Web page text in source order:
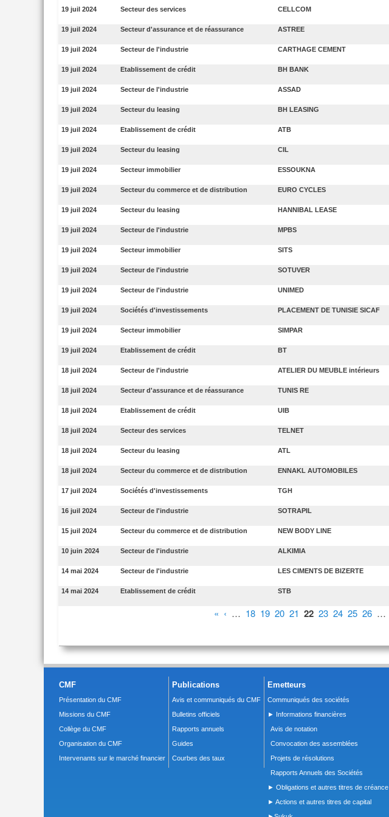
19 juil 2024 Secteur des services CELLCOM
19 juil 2024 Secteur d'assurance et de réassurance ASTREE
19 juil 2024 Secteur de l'industrie CARTHAGE CEMENT
19 juil 2024 Etablissement de crédit BH BANK
19 juil 2024 Secteur de l'industrie ASSAD
19 juil 2024 Secteur du leasing BH LEASING
19 juil 2024 Etablissement de crédit ATB
19 juil 2024 Secteur du leasing CIL
19 juil 2024 Secteur immobilier ESSOUKNA
19 juil 2024 Secteur du commerce et de distribution EURO CYCLES
19 juil 2024 Secteur du leasing HANNIBAL LEASE
19 juil 2024 Secteur de l'industrie MPBS
19 juil 2024 Secteur immobilier SITS
19 juil 2024 Secteur de l'industrie SOTUVER
19 juil 2024 Secteur de l'industrie UNIMED
19 juil 2024 Sociétés d'investissements PLACEMENT DE TUNISIE SICAF
19 juil 2024 Secteur immobilier SIMPAR
19 juil 2024 Etablissement de crédit BT
18 juil 2024 Secteur de l'industrie ATELIER DU MEUBLE intérieurs
18 juil 2024 Secteur d'assurance et de réassurance TUNIS RE
18 juil 2024 Etablissement de crédit UIB
18 juil 2024 Secteur des services TELNET
18 juil 2024 Secteur du leasing ATL
18 juil 2024 Secteur du commerce et de distribution ENNAKL AUTOMOBILES
17 juil 2024 Sociétés d'investissements TGH
16 juil 2024 Secteur de l'industrie SOTRAPIL
15 juil 2024 Secteur du commerce et de distribution NEW BODY LINE
10 juin 2024 Secteur de l'industrie ALKIMIA
14 mai 2024 Secteur de l'industrie LES CIMENTS DE BIZERTE
14 mai 2024 Etablissement de crédit STB
« ‹ … 18 19 20 21 22 23 24 25 26 …
CMF
Présentation du CMF
Missions du CMF
Collège du CMF
Organisation du CMF
Intervenants sur le marché financier
Publications
Avis et communiqués du CMF
Bulletins officiels
Rapports annuels
Guides
Courbes des taux
Emetteurs
Communiqués des sociétés
► Informations financières
Avis de notation
Convocation des assemblées
Projets de résolutions
Rapports Annuels des Sociétés
► Obligations et autres titres de créance
► Actions et autres titres de capital